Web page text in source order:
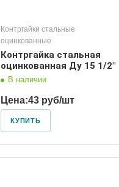
Контргайки стальные
оцинкованные
Контргайка стальная
оцинкованная Ду 15 1/2"
В наличии
Цена:43 руб/шт
КУПИТЬ